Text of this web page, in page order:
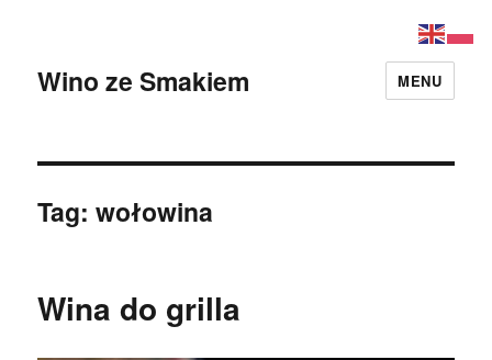
Wino ze Smakiem MENU
Tag:wołowina
Wina do grilla